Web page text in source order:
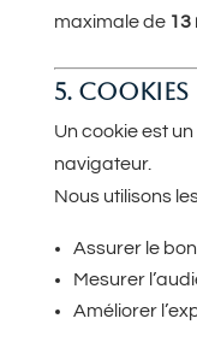
maximale de 13
5. COOKIES
Un cookie est
navigateur.
Nous utilisons
Assurer le
Mesurer
Améliorer